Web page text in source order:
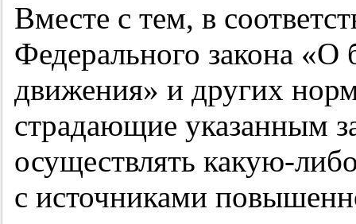
Вместе с тем, в
Федерального закона «О
движения» и других
страдающие указанным
осуществлять какую-
с источниками